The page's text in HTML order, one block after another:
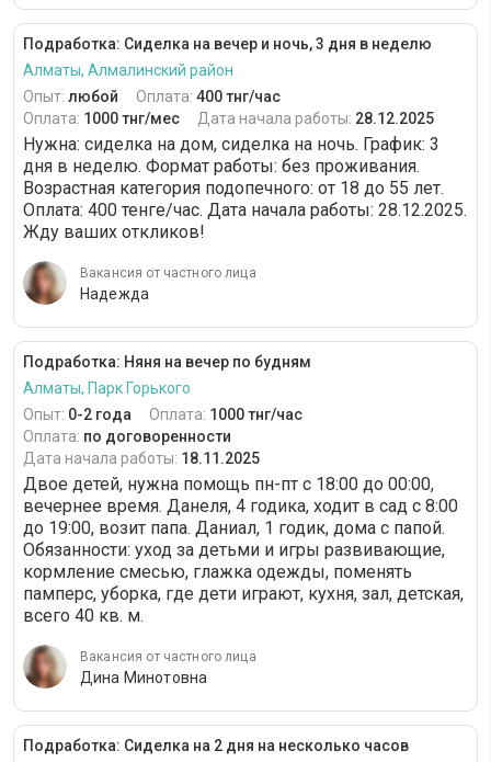
Подработка: Сиделка на вечер и ночь, 3 дня в неделю
Алматы, Алмалинский район
Опыт: любой Оплата: 400 тнг/час
Оплата: 1000 тнг/мес Дата начала работы: 28.12.2025
Нужна: сиделка на дом, сиделка на ночь. График: 3
дня в неделю. Формат работы: без проживания.
Возрастная категория подопечного: от 18 до 55 лет.
Оплата: 400 тенге/час. Дата начала работы: 28.12.2025.
Жду ваших откликов!
Вакансия от частного лица
Надежда
Подработка: Няня на вечер по будням
Алматы, Парк Горького
Опыт: 0-2 года Оплата: 1000 тнг/час
Оплата: по договоренности
Дата начала работы: 18.11.2025
Двое детей, нужна помощь пн-пт с 18:00 до 00:00,
вечернее время. Данеля, 4 годика, ходит в сад с 8:00
до 19:00, возит папа. Даниал, 1 годик, дома с папой.
Обязанности: уход за детьми и игры развивающие,
кормление смесью, глажка одежды, поменять
памперс, уборка, где дети играют, кухня, зал, детская,
всего 40 кв. м.
Вакансия от частного лица
Дина Минотовна
Подработка: Сиделка на 2 дня на несколько часов